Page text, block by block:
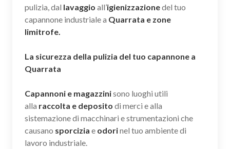
pulizia, dal lavaggio all’igienizzazionedel tuo
capannone industriale a Quarrata e zone
limitrofe.
La sicurezza della pulizia del tuo capannone a
Quarrata
Capannoni e magazzinisono luoghi utili
alla raccolta e deposito di merci e alla
sistemazione di macchinari e strumentazioni che
causano sporcizia e odorinel tuo ambiente di
lavoro industriale.